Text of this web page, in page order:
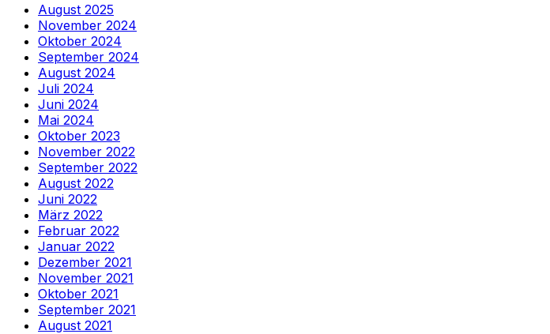
August 2025
November 2024
Oktober 2024
September 2024
August 2024
Juli 2024
Juni 2024
Mai 2024
Oktober 2023
November 2022
September 2022
August 2022
Juni 2022
März 2022
Februar 2022
Januar 2022
Dezember 2021
November 2021
Oktober 2021
September 2021
August 2021